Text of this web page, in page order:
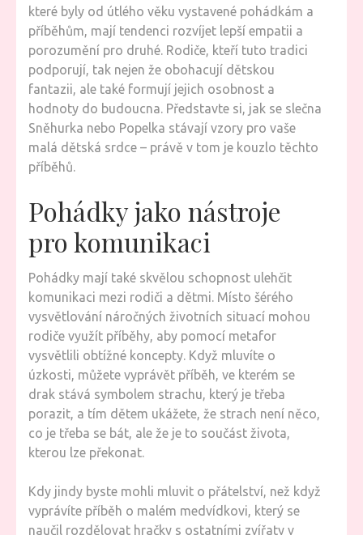
které byly od útlého věku vystavené pohádkám a
příběhům, mají tendenci rozvíjet lepší empatii a
porozumění pro druhé. Rodiče, kteří tuto tradici
podporují, tak nejen že obohacují dětskou
fantazii, ale také formují jejich osobnost a
hodnoty do budoucna. Představte si, jak se slečna
Sněhurka nebo Popelka stávají vzory pro vaše
malá dětská srdce – právě v tom je kouzlo těchto
příběhů.
Pohádky jako nástroje
pro komunikaci
Pohádky mají také skvělou schopnost ulehčit
komunikaci mezi rodiči a dětmi. Místo šérého
vysvětlování náročných životních situací mohou
rodiče využít příběhy, aby pomocí metafor
vysvětlili obtížné koncepty. Když mluvíte o
úzkosti, můžete vyprávět příběh, ve kterém se
drak stává symbolem strachu, který je třeba
porazit, a tím dětem ukážete, že strach není něco,
co je třeba se bát, ale že je to součást života,
kterou lze překonat.
Kdy jindy byste mohli mluvit o přátelství, než když
vyprávíte příběh o malém medvídkovi, který se
naučil rozdělovat hračky s ostatními zvířaty v